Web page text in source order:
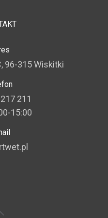
96-315 Wiskitki
211
15:00